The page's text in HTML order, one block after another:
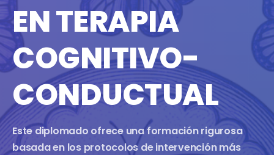
EN TERAPIA
COGNITIVO-
CONDUCTUAL
Este diplomado ofrece una formación rigurosa
basada en los protocolos de intervención más